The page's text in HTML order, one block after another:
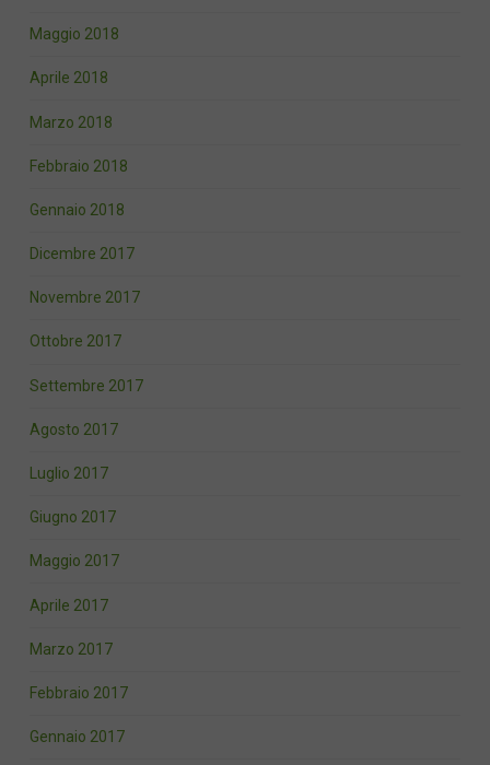
Maggio 2018
Aprile 2018
Marzo 2018
Febbraio 2018
Gennaio 2018
Dicembre 2017
Novembre 2017
Ottobre 2017
Settembre 2017
Agosto 2017
Luglio 2017
Giugno 2017
Maggio 2017
Aprile 2017
Marzo 2017
Febbraio 2017
Gennaio 2017